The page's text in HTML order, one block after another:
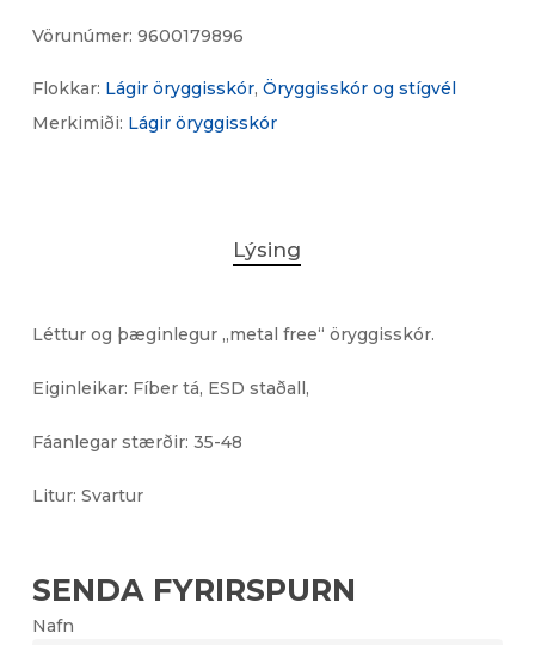
Vörunúmer: 9600179896
Flokkar: Lágir öryggisskór, Öryggisskór og stígvél
Merkimiði: Lágir öryggisskór
Lýsing
Léttur og þæginlegur „metal free“ öryggisskór.
Eiginleikar: Fíber tá, ESD staðall,
Fáanlegar stærðir: 35-48
Litur: Svartur
SENDA FYRIRSPURN
Nafn